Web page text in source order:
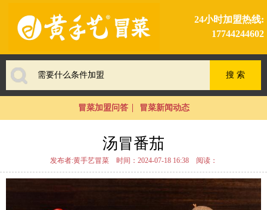
24小时加盟热线:
17744244602
冒菜加盟问答 冒菜新闻动态
汤冒番茄
发布者:黄手艺冒菜 时间：2024-07-18 16:38 阅读：